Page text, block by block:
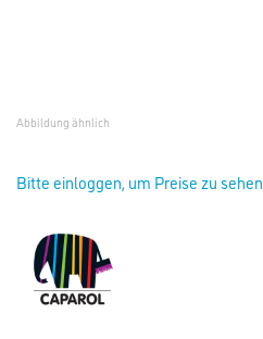
Abbildung ähnlich
Bitte einloggen, um Preise zu sehen